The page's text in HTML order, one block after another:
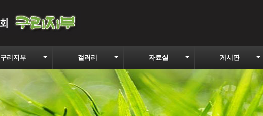
구리지부 갤러리 자료실 게시판